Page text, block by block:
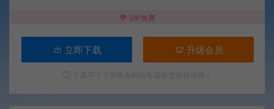
VIP免费
立即下载 升级会员